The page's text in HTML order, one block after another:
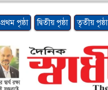
প্রথম পৃষ্ঠা দ্বিতীয় পৃষ্ঠা তৃতীয় পৃষ্ঠা